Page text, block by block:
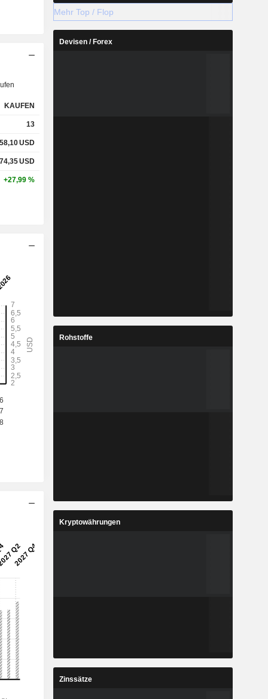
KAUFEN
13
58,10USD
74,35USD
+27,99 %
Mehr Top / Flop
Devisen / Forex
Rohstoffe
Kryptowährungen
Zinssätze